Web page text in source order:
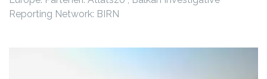
Reporting Network: BIRN